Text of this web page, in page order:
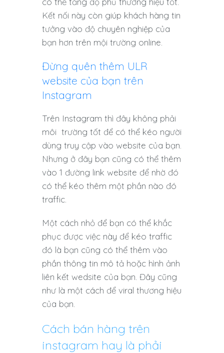
Kết nối này còn giúp khách hàng tin
tưởng vào độ chuyên nghiệp của
bạn hơn trên mội trường online.
Đừng quên thêm ULR
website của bạn trên
Instagram
Trên Instagram thì đây không phải
môi trường tốt để có thể kéo người
dùng truy cập vào website của bạn.
Nhưng ở đây bạn cũng có thể thêm
vào 1 đường link website để nhờ đó
có thể kéo thêm một phần nào đó
traffic.
Một cách nhỏ để bạn có thể khắc
phục được việc này để kéo traffic
đó là bạn cũng có thể thêm vào
phần thông tin mô tả hoặc hình ảnh
liên kết wedsite của bạn. Đây cũng
như là một cách để viral thương hiệu
của bạn.
Cách bán hàng trên
instagram hay là phải